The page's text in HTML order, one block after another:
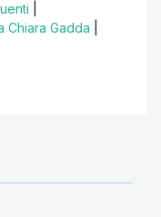
Chiara Gadda